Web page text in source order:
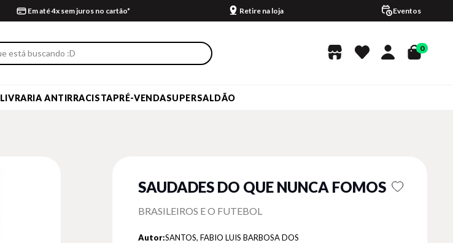
Em até 4x sem juros no cartão* Retire na loja Eventos
0
LIVRARIA ANTIRRACISTAPRÉ-VENDASUPERSALDÃO
SAUDADES DO QUE NUNCA FOMOS
BRASILEIROS E O FUTEBOL
Autor:SANTOS, FABIO LUIS BARBOSA DOS